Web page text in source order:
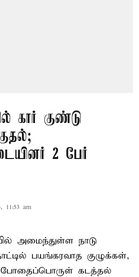
கார் குண்டு
2 பேர்
11:53 am
அமைந்துள்ள நாடு
பயங்கரவாத குழுக்கள்,
போதைப்பொருள் கடத்தல்